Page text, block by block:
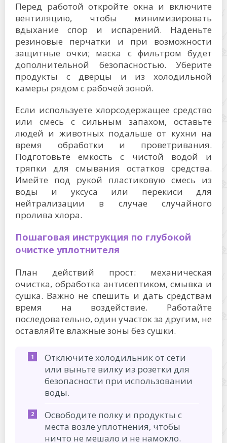
Перед работой откройте окна и включите
вентиляцию, чтобы минимизировать
вдыхание спор и испарений. Наденьте
резиновые перчатки и при возможности
защитные очки; маска с фильтром будет
дополнительной безопасностью. Уберите
продукты с дверцы и из холодильной
камеры рядом с рабочей зоной.
Если используете хлорсодержащее средство
или смесь с сильным запахом, оставьте
людей и животных подальше от кухни на
время обработки и проветривания.
Подготовьте емкость с чистой водой и
тряпки для смывания остатков средства.
Имейте под рукой пластиковую смесь из
воды и уксуса или перекиси для
нейтрализации в случае случайного
пролива хлора.
Пошаговая инструкция по глубокой
очистке уплотнителя
План действий прост: механическая
очистка, обработка антисептиком, смывка и
сушка. Важно не спешить и дать средствам
время на воздействие. Работайте
последовательно, один участок за другим, не
оставляйте влажные зоны без сушки.
Отключите холодильник от сети
или выньте вилку из розетки для
безопасности при использовании
воды.
Освободите полку и продукты с
места возле уплотнения, чтобы
ничто не мешало и не намокло.